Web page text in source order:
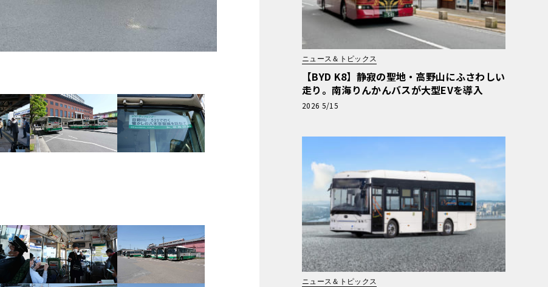
ニュース＆トピックス
【BYD K8】静寂の聖地・高野山にふさわしい
走り。南海りんかんバスが大型EVを導入
2026 5/15
ニュース＆トピックス